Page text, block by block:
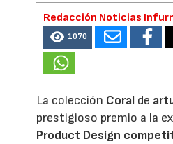
Redacción Noticias
1070
La colección Coral de
prestigioso premio a la
Product Design